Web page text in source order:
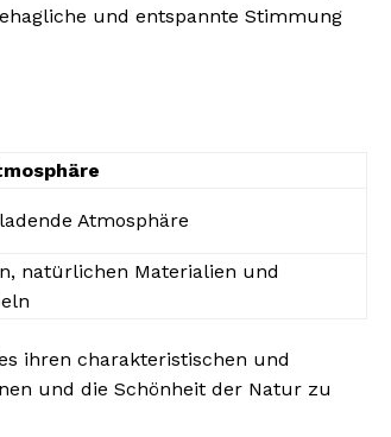
und entspannte Stimmung
Atmosphäre
natürlichen Materialien und
ihren charakteristischen und
und die Schönheit der Natur zu